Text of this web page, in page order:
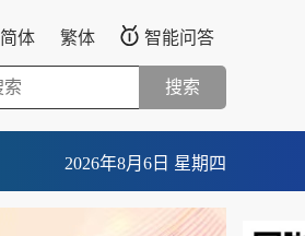
简体 繁体 智能问答
搜索
2026年8月6日 星期四